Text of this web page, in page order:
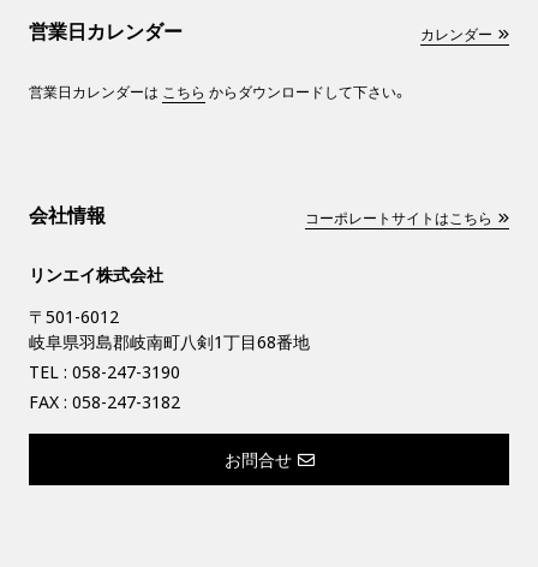
営業日カレンダー カレンダー
営業日カレンダーは こちら からダウンロードして下さい。
会社情報 コーポレートサイトはこちら
リンエイ株式会社
〒501-6012
岐阜県羽島郡岐南町八剣1丁目68番地
TEL : 058-247-3190
FAX : 058-247-3182
お問合せ